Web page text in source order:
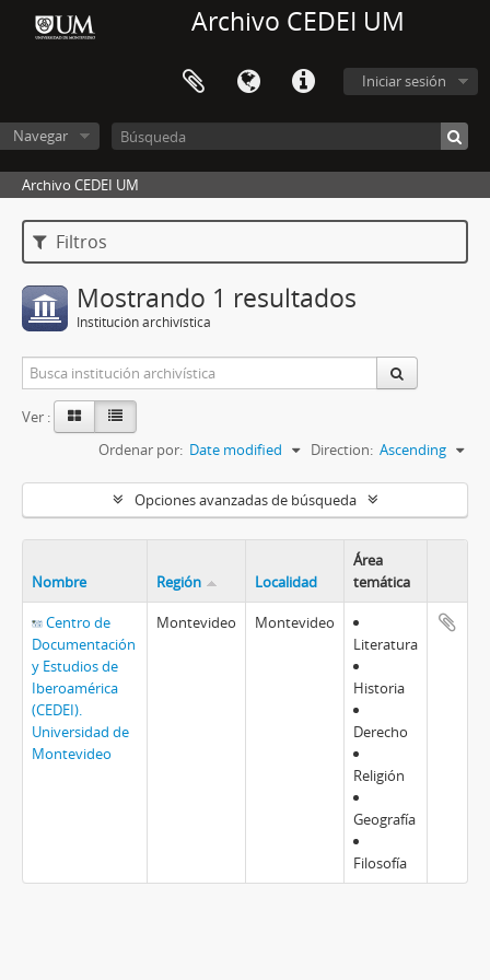
Archivo CEDEI UM
Iniciar sesión
Navegar
Archivo CEDEI UM
Filtros
Mostrando 1 resultados
Institución archivística
Ver :
Ordenar por: Date modified Direction: Ascending
Opciones avanzadas de búsqueda
Nombre Región Localidad
Área
temática
Centro de
Documentación
y Estudios de
Iberoamérica
(CEDEI).
Universidad de
Montevideo
Montevideo
Montevideo
Literatura
Historia
Derecho
Religión
Geografía
Filosofía